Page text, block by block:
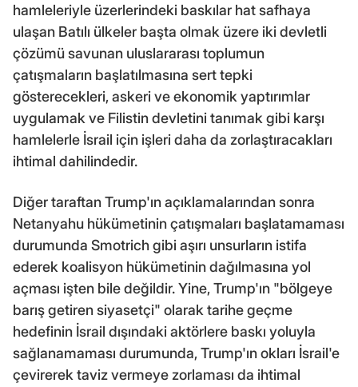
hamleleriyle üzerlerindeki baskılar hat safhaya
ulaşan Batılı ülkeler başta olmak üzere iki devletli
çözümü savunan uluslararası toplumun
çatışmaların başlatılmasına sert tepki
gösterecekleri, askeri ve ekonomik yaptırımlar
uygulamak ve Filistin devletini tanımak gibi karşı
hamlelerle İsrail için işleri daha da zorlaştıracakları
ihtimal dahilindedir.
Diğer taraftan Trump'ın açıklamalarından sonra
Netanyahu hükümetinin çatışmaları başlatamaması
durumunda Smotrich gibi aşırı unsurların istifa
ederek koalisyon hükümetinin dağılmasına yol
açması işten bile değildir. Yine, Trump'ın "bölgeye
barış getiren siyasetçi" olarak tarihe geçme
hedefinin İsrail dışındaki aktörlere baskı yoluyla
sağlanamaması durumunda, Trump'ın okları İsrail'e
çevirerek taviz vermeye zorlaması da ihtimal